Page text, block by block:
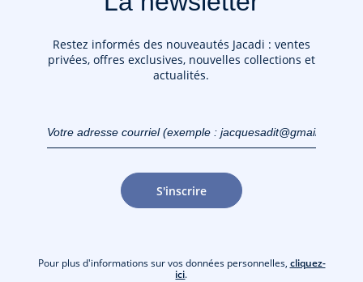
Restez informés des nouveautés Jacadi : ventes
privées, offres exclusives, nouvelles collections et
actualités.
(exemple :
jacquesadit@gmail.com)
S'inscrire
Pour plus d'informations sur vos données personnelles, cliquez-
ici.